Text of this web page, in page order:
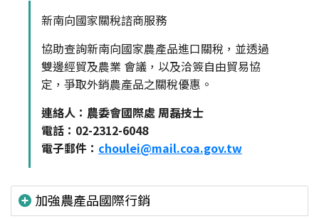
新南向國家關稅諮商服務
協助查詢新南向國家農產品進口關稅，並透過
雙邊經貿及農業 會議，以及洽簽自由貿易協
定，爭取外銷農產品之關稅優惠。
連絡人：農委會國際處 周磊技士
電話：02-2312-6048
電子郵件： choulei@mail.coa.gov.tw
加強農產品國際行銷